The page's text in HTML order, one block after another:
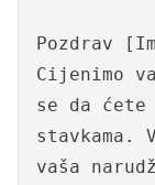
Pozdrav
Cijenimo
se da
vaša